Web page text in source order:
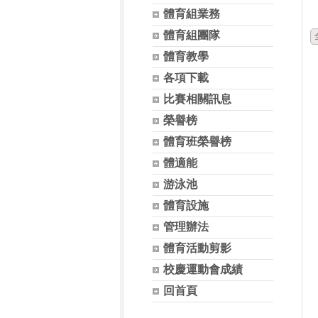
體育組業務
體育組團隊
體育教學
各項下載
比賽相關訊息
榮譽榜
體育班榮譽榜
體適能
游泳池
體育設施
管理辦法
體育活動剪影
校慶運動會成績
回首頁